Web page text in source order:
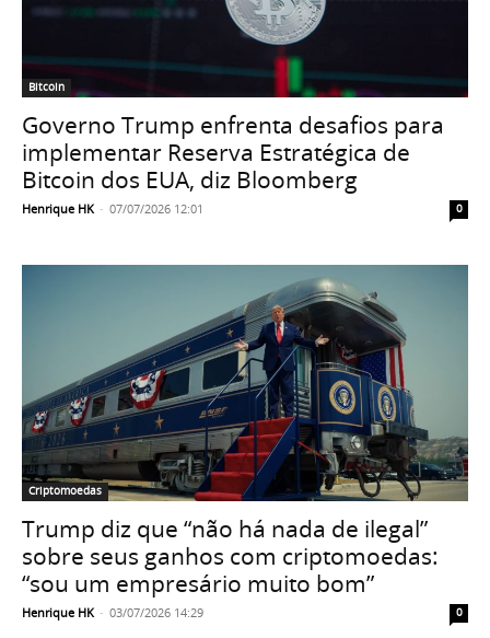
Bitcoin
Governo Trump enfrenta desafios para
implementar Reserva Estratégica de
Bitcoin dos EUA, diz Bloomberg
Henrique HK - 07/07/2026 12:01 0
Criptomoedas
Trump diz que “não há nada de ilegal”
sobre seus ganhos com criptomoedas:
“sou um empresário muito bom”
Henrique HK - 03/07/2026 14:29 0